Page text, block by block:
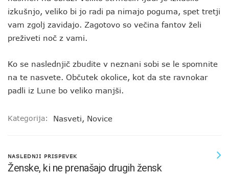
izkušnjo, veliko bi jo radi pa nimajo poguma, spet tretji
vam zgolj zavidajo. Zagotovo so večina fantov želi
preživeti noč z vami.
Ko se naslednjič zbudite v neznani sobi se le spomnite
na te nasvete. Občutek okolice, kot da ste ravnokar
padli iz Lune bo veliko manjši.
Kategorija: Nasveti, Novice
NASLEDNJI PRISPEVEK
Ženske, ki ne prenašajo drugih žensk